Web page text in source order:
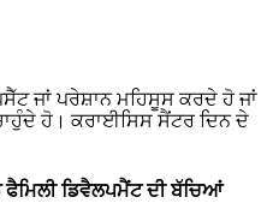
ਜਾਂ ਪਰੇਸ਼ਾਨ ਮਹਿਸੂਸ ਕਰਦੇ ਹੋ ਜਾਂ
ਹੋ। ਕਰਾਈਸਿਸ ਸੈਂਟਰ ਦਿਨ ਦੇ
ਡਿਵੈਲਪਮੈਂਟ ਦੀ ਬੱਚਿਆਂ